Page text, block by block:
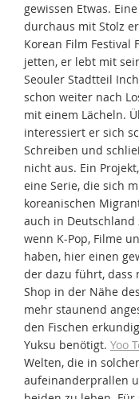
gewissen Etwas.
durchaus mit Stolz
Korean Film Festival
jetten, er lebt mit
Seouler Stadtteil
schon weiter nach
mit einem Lächeln.
interessiert er sich
Schreiben und
nicht aus. Ein
eine Serie, die sich
koreanischen
auch in
wenn K-Pop, Filme
haben, hier einen
der dazu führt, dass
Shop in der Nähe
mehr staunend
den Fischen
Yuksu benötigt. Yoo
Welten, die in
aufeinanderprallen